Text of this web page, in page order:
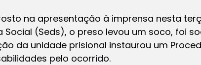
na apresentação à imprensa nesta
Social (Seds), o preso levou um soco, foi
da unidade prisional instaurou um
pelo ocorrido.